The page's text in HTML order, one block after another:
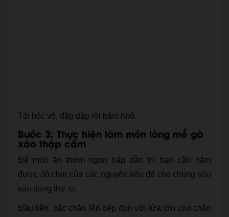
Tỏi bóc vỏ, đập dập rồi băm nhỏ.
Bước 3: Thực hiện làm món lòng mề gà
xào thập cẩm
Để món ăn thơm ngon hấp dẫn thì bạn cần nắm
được độ chín của các nguyên liệu để cho chúng vào
xào đúng thứ tự.
Đầu tiên, bắc chảo lên bếp đun với lửa lớn cho chảo